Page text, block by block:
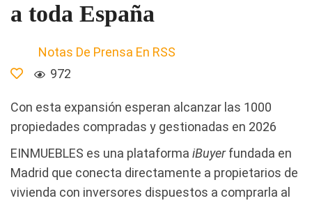
a toda España
Notas De Prensa En RSS
972
Con esta expansión esperan alcanzar las 1000
propiedades compradas y gestionadas en 2026
EINMUEBLES es una plataforma iBuyerfundada en
Madrid que conecta directamente a propietarios de
vivienda con inversores dispuestos a comprarla al